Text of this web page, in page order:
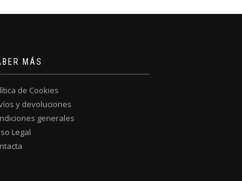
MÁS
de Cookies
y devoluciones
generales
Legal